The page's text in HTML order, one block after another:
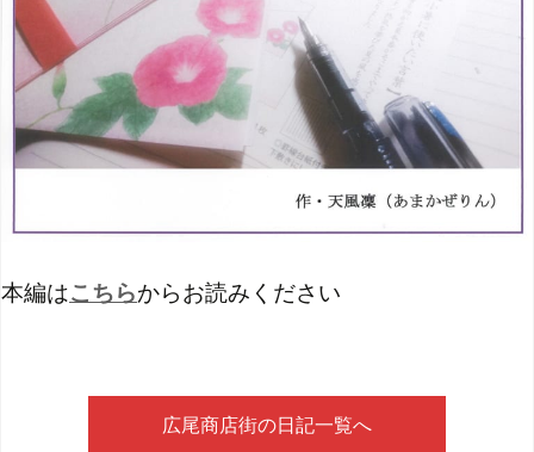
本編はこちらからお読みください
広尾商店街の日記一覧へ